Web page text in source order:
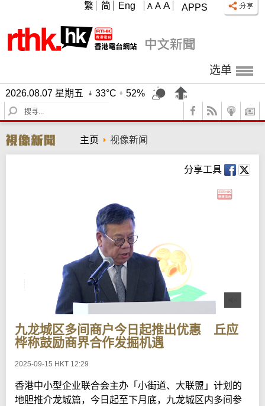
APPS
A A A
繁 简 Eng
选单
2026.08.07 星期五 33°C
52%
S
e
r
c
主页 视像新闻
分享工具
九龙城区多间商户今日起推出优惠 丘应
桦称鼓励商界合作发掘机遇
2025-09-15 HKT 12:29
香港中小型企业联合会主办「小街道、大联盟」计划的
地胆推介龙城篇，今日起至下月底，九龙城区内多间参